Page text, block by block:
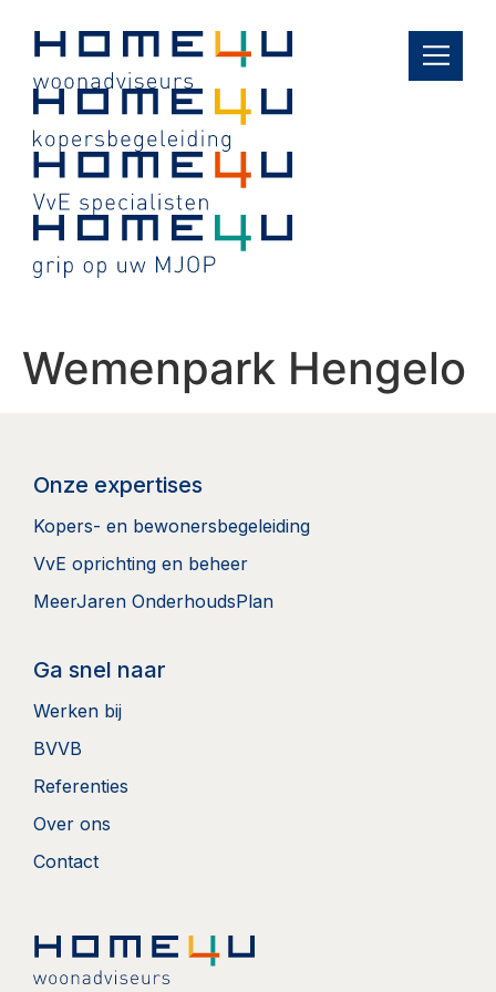
inhoud
Wemenpark Hengelo
Onze expertises
Kopers- en bewonersbegeleiding
VvE oprichting en beheer
MeerJaren OnderhoudsPlan
Ga snel naar
Werken bij
BVVB
Referenties
Over ons
Contact